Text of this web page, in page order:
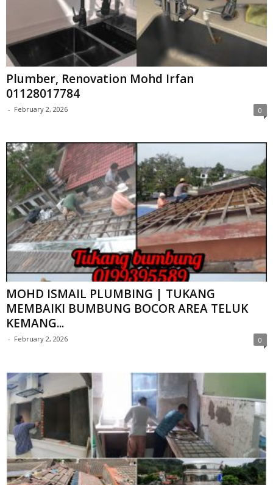
Plumber, Renovation Mohd Irfan
01128017784
- February 2, 2026 0
MOHD ISMAIL PLUMBING | TUKANG
MEMBAIKI BUMBUNG BOCOR AREA TELUK
KEMANG...
- February 2, 2026 0